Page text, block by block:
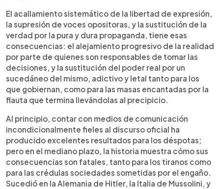
El acallamiento sistemático de la libertad de expresión,
la supresión de voces opositoras, y la sustitución de la
verdad por la pura y dura propaganda, tiene esas
consecuencias: el alejamiento progresivo de la realidad
por parte de quienes son responsables de tomar las
decisiones, y la sustitución del poder real por un
sucedáneo del mismo, adictivo y letal tanto para los
que gobiernan, como para las masas encantadas por la
flauta que termina llevándolas al precipicio.
Al principio, contar con medios de comunicación
incondicionalmente fieles al discurso oficial ha
producido excelentes resultados para los déspotas;
pero en el mediano plazo, la historia muestra cómo sus
consecuencias son fatales, tanto para los tiranos como
para las crédulas sociedades sometidas por el engaño.
Sucedió en la Alemania de Hitler, la Italia de Mussolini, y